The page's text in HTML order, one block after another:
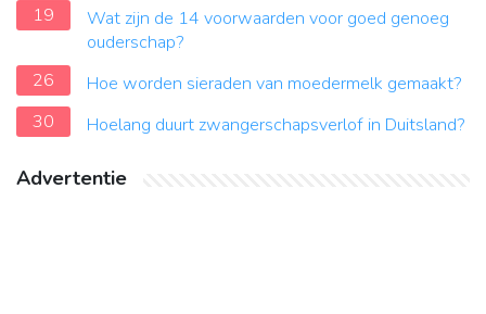
19
Wat zijn de 14 voorwaarden voor goed genoeg
ouderschap?
26
Hoe worden sieraden van moedermelk gemaakt?
30
Hoelang duurt zwangerschapsverlof in Duitsland?
Advertentie